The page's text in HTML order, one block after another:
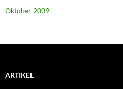
Oktober 2009
ARTIKEL